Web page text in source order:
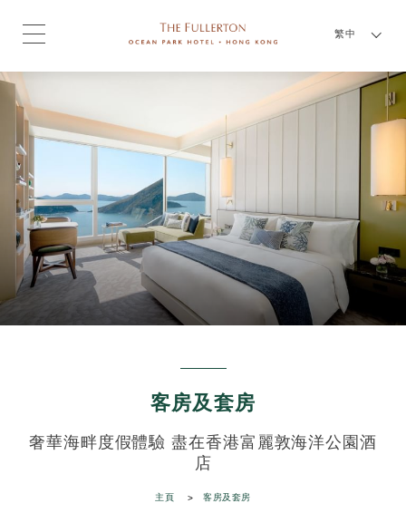
繁中
客房及套房
奢華海畔度假體驗 盡在香港富麗敦海洋公園酒
店
主頁 客房及套房